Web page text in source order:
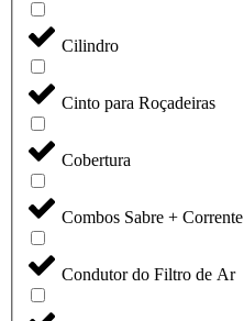
Cilindro
Cinto para Roçadeiras
Cobertura
Combos Sabre + Corrente
Condutor do Filtro de Ar